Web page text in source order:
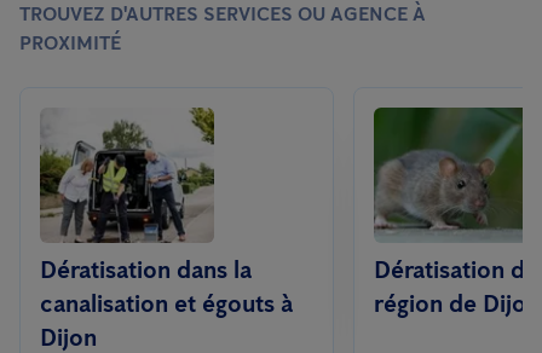
TROUVEZ D'AUTRES SERVICES OU AGENCE À
PROXIMITÉ
Dératisation dans la
canalisation et égouts à
Dijon
Dératisation
région de Dijon